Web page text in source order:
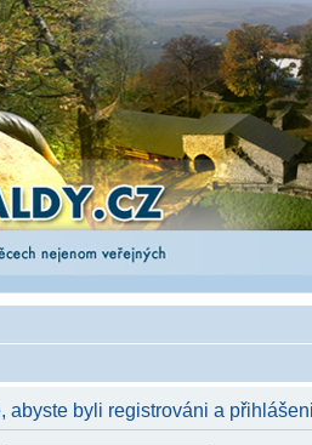
abyste byli registrováni a